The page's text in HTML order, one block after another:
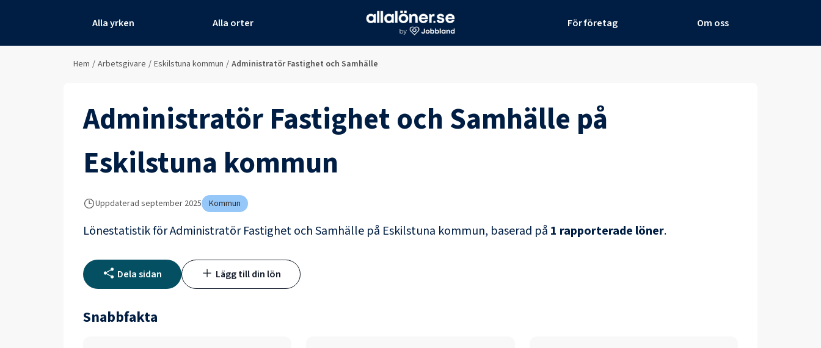
Alla yrken Alla orter För företag Om oss
Hem / Arbetsgivare / Eskilstuna kommun / Administratör Fastighet och Samhälle
Administratör Fastighet och Samhälle på
Eskilstuna kommun
Uppdaterad september 2025 Kommun
Lönestatistik förAdministratör Fastighet och Samhälle på Eskilstuna kommun, baserad på 1 rapporterade löner.
Dela sidan Lägg till din lön
Snabbfakta